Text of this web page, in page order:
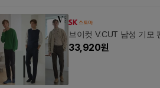
브이컷 V.CUT 남성 기모
33,920원